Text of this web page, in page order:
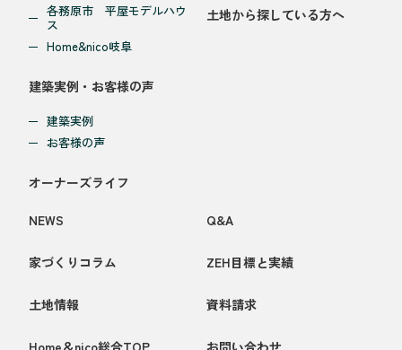
各務原市 平屋モデルハウ
ス
Home&nico岐阜
建築実例・お客様の声
建築実例
お客様の声
オーナーズライフ
土地から探している方へ
NEWS
家づくりコラム
土地情報
Home＆nico総合TOP
Q&A
ZEH目標と実績
資料請求
お問い合わせ